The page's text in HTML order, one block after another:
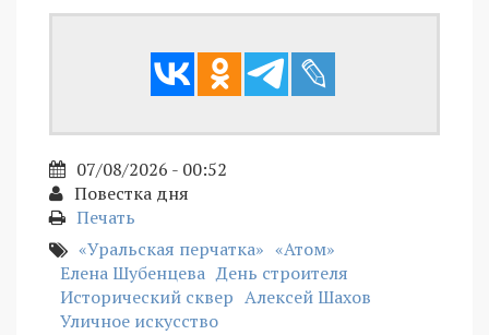
07/08/2026 - 00:52
Повестка дня
Печать
«Уральская перчатка» «Атом»
Елена Шубенцева День строителя
Исторический сквер Алексей Шахов
Уличное искусство